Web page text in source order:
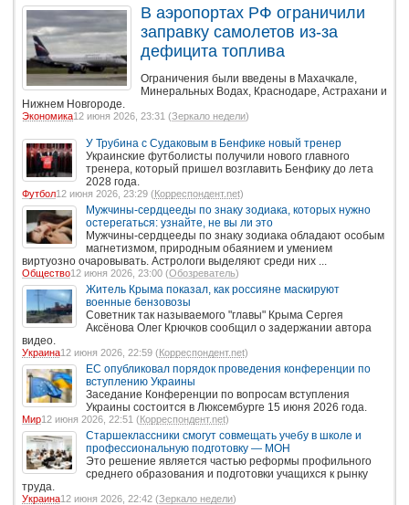
В аэропортах РФ ограничили
заправку самолетов из-за
дефицита топлива
Ограничения были введены в Махачкале,
Минеральных Водах, Краснодаре, Астрахани и
Нижнем Новгороде.
Экономика12 июня 2026, 23:31 (Зеркало недели)
У Трубина с Судаковым в Бенфике новый тренер
Украинские футболисты получили нового главного
тренера, который пришел возглавить Бенфику до лета
2028 года.
Футбол12 июня 2026, 23:29 (Корреспондент.net)
Мужчины-сердцееды по знаку зодиака, которых нужно
остерегаться: узнайте, не вы ли это
Мужчины-сердцееды по знаку зодиака обладают особым
магнетизмом, природным обаянием и умением
виртуозно очаровывать. Астрологи выделяют среди них ...
Общество12 июня 2026, 23:00 (Обозреватель)
Житель Крыма показал, как россияне маскируют
военные бензовозы
Советник так называемого "главы" Крыма Сергея
Аксёнова Олег Крючков сообщил о задержании автора
видео.
Украина12 июня 2026, 22:59 (Корреспондент.net)
ЕС опубликовал порядок проведения конференции по
вступлению Украины
Заседание Конференции по вопросам вступления
Украины состоится в Люксембурге 15 июня 2026 года.
Мир12 июня 2026, 22:51 (Корреспондент.net)
Старшеклассники смогут совмещать учебу в школе и
профессиональную подготовку — МОН
Это решение является частью реформы профильного
среднего образования и подготовки учащихся к рынку
труда.
Украина12 июня 2026, 22:42 (Зеркало недели)